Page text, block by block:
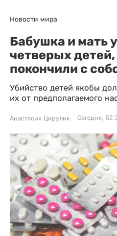
Новости мира
Бабушка и мать
четверых детей,
покончили с
Убийство детей якобы
их от предполагаемого
Анастасия Цирулик Сегодня,